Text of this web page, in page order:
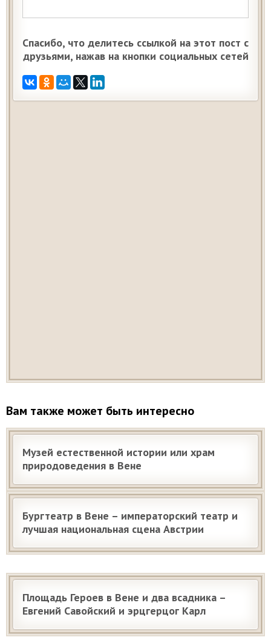
Спасибо, что делитесь ссылкой на этот пост с
друзьями, нажав на кнопки социальных сетей
Вам также может быть интересно
Музей естественной истории или храм
природоведения в Вене
Бургтеатр в Вене – императорский театр и
лучшая национальная сцена Австрии
Площадь Героев в Вене и два всадника –
Евгений Савойский и эрцгерцог Карл